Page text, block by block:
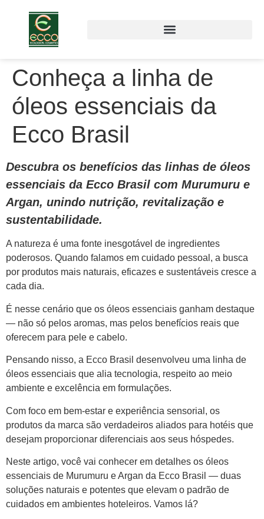
Conheça a linha de
óleos essenciais da
Ecco Brasil
Descubra os benefícios das linhas de óleos
essenciais da Ecco Brasil com Murumuru e
Argan, unindo nutrição, revitalização e
sustentabilidade.
A natureza é uma fonte inesgotável de ingredientes
poderosos. Quando falamos em cuidado pessoal, a busca
por produtos mais naturais, eficazes e sustentáveis cresce a
cada dia.
É nesse cenário que os óleos essenciais ganham destaque
— não só pelos aromas, mas pelos benefícios reais que
oferecem para pele e cabelo.
Pensando nisso, a Ecco Brasil desenvolveu uma linha de
óleos essenciais que alia tecnologia, respeito ao meio
ambiente e excelência em formulações.
Com foco em bem-estar e experiência sensorial, os
produtos da marca são verdadeiros aliados para hotéis que
desejam proporcionar diferenciais aos seus hóspedes.
Neste artigo, você vai conhecer em detalhes os óleos
essenciais de Murumuru e Argan da Ecco Brasil — duas
soluções naturais e potentes que elevam o padrão de
cuidados em ambientes hoteleiros. Vamos lá?